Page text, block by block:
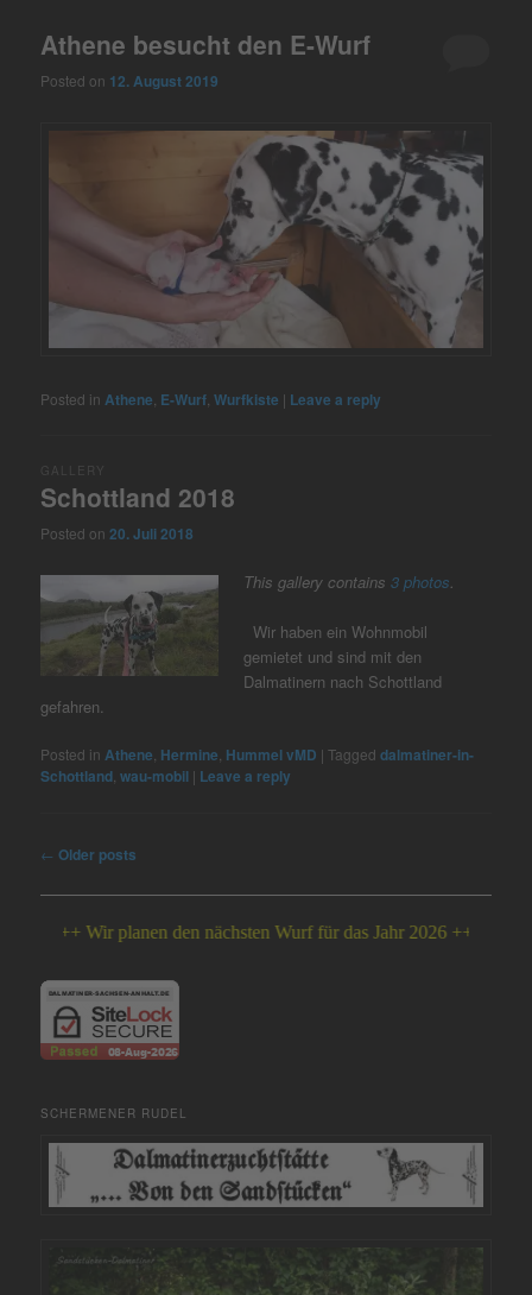
Athene besucht den E-Wurf
Posted on 12. August 2019
Posted in Athene E-Wurf ,Wurfkiste | Leave a reply
Schottland 2018
GALLERY
Posted on20. Juli 2018
This gallery contains3 photos.
Wir haben ein Wohnmobil
gemietet und sind mit den
Dalmatinern nach Schottland
gefahren.
Posted in Athene, Hermine, Hummel vMD |Tagged dalmatiner-in-
Schottland,wau-mobil | Leave a reply
Post
← Older posts
Wir planen den nächsten Wurf für das Jahr 2026 +++
SCHERMENER RUDEL